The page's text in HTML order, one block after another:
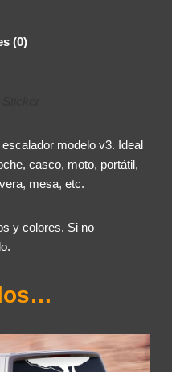
(0)
modelo v3. Ideal
casco, moto, portátil,
mesa, etc.
y colores. Si no